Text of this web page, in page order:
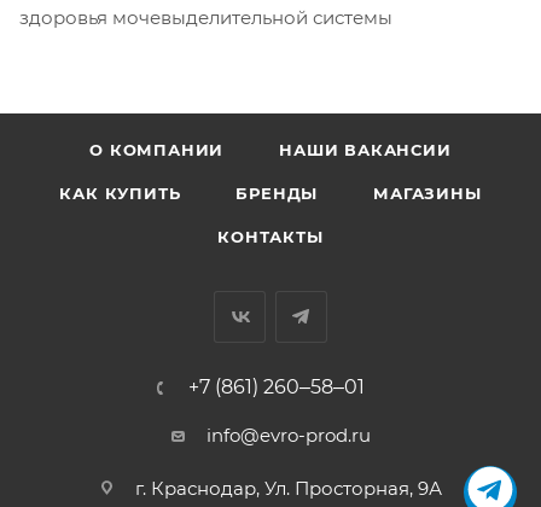
здоровья мочевыделительной системы
О КОМПАНИИ НАШИ ВАКАНСИИ
КАК КУПИТЬ БРЕНДЫ МАГАЗИНЫ
КОНТАКТЫ
+7 (861) 260‒58‒01
info@evro-prod.ru
г. Краснодар, ​Ул. Просторная, 9А